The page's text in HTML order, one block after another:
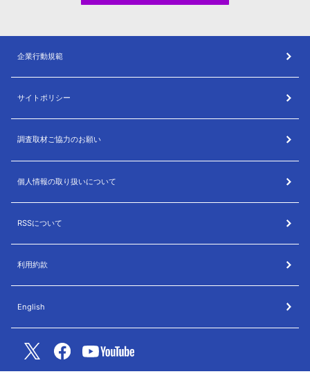
企業行動規範
サイトポリシー
調査取材ご協力のお願い
個人情報の取り扱いについて
RSSについて
利用約款
English